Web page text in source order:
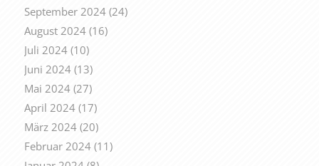
September 2024(24)
August 2024(16)
Juli 2024(10)
Juni 2024(13)
Mai 2024(27)
April 2024(17)
März 2024(20)
Februar 2024(11)